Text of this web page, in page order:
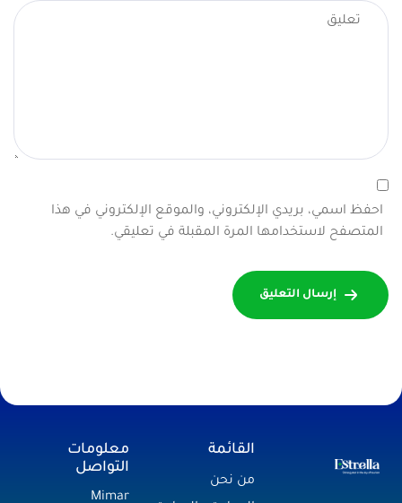
احفظ اسمي، بريدي الإلكتروني، والموقع الإلكتروني في هذا
المتصفح لاستخدامها المرة المقبلة في تعليقي.
إرسال التعليق
القائمة
من نحن
معلومات
التواصل
Mimar